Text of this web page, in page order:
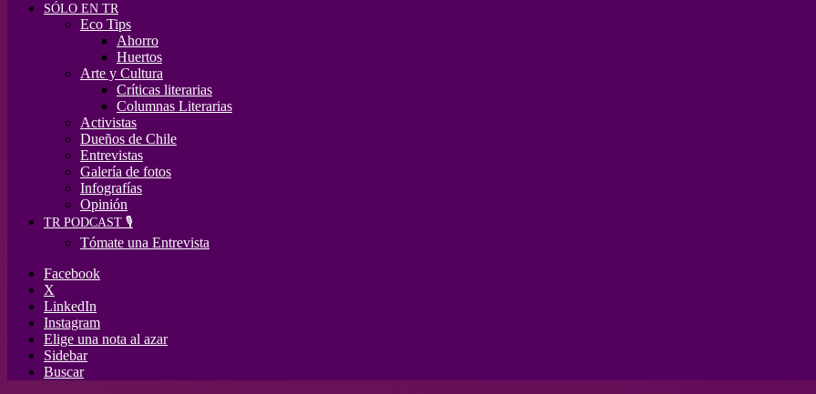
SÓLO EN TR
Eco Tips
Ahorro
Huertos
Arte y Cultura
Críticas literarias
Columnas Literarias
Activistas
Dueños de Chile
Entrevistas
Galería de fotos
Infografías
Opinión
TR PODCAST 🎙️
Tómate una Entrevista
Facebook
X
LinkedIn
Instagram
Elige una nota al azar
Sidebar
Buscar